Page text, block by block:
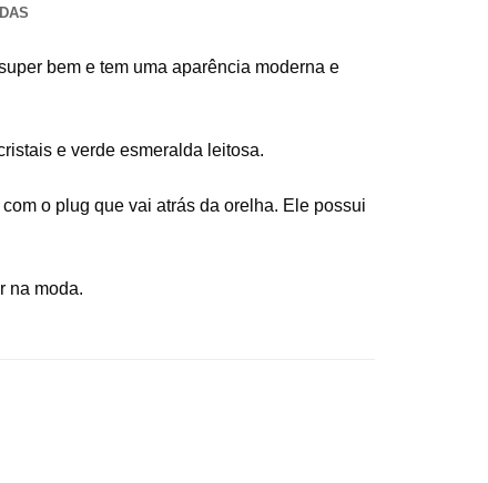
bem e tem uma aparência moderna e
e verde esmeralda leitosa.
o plug que vai atrás da orelha. Ele possui
na moda.